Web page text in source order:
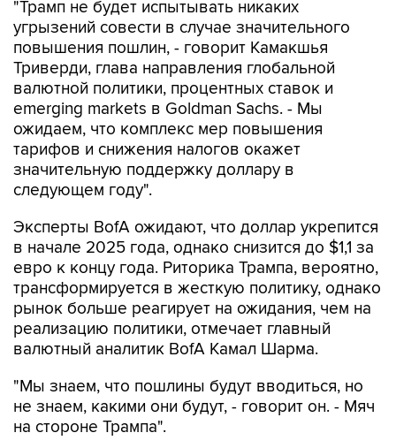
повышения пошлин, - говорит Камакшья
Триверди, глава направления глобальной
валютной политики, процентных ставок и
emerging markets в Goldman Sachs. - Мы
ожидаем, что комплекс мер повышения
тарифов и снижения налогов окажет
значительную поддержку доллару в
следующем году".
Эксперты BofA ожидают, что доллар укрепится
евро к концу года. Риторика Трампа, вероятно,
трансформируется в жесткую политику, однако
рынок больше реагирует на ожидания, чем на
реализацию политики, отмечает главный
валютный аналитик BofA Камал Шарма.
"Мы знаем, что пошлины будут вводиться, но
на стороне Трампа".
Золото